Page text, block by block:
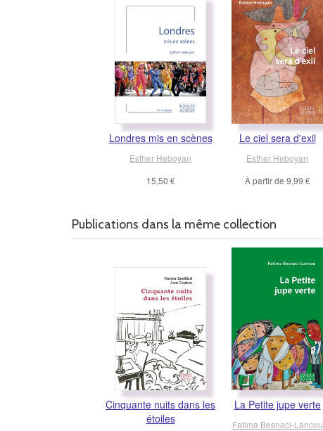
Londres mis en scènes
Esther Heboyan
15,50 €
Le ciel sera d'exil
Esther Heboyan
À partir de 9,99 €
Publications dans la même collection
Cinquante nuits dans les
étoiles
La Petite jupe verte
Fatima Besnaci-Lancou